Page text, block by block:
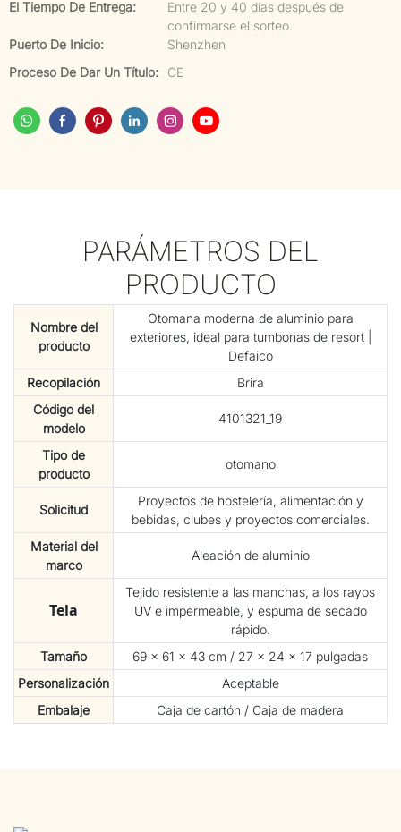
El Tiempo De Entrega:
Entre 20 y 40 días después de
confirmarse el sorteo.
Puerto De Inicio:
Shenzhen
Proceso De Dar Un Título:
CE
PARÁMETROS DEL
PRODUCTO
Nombre del
producto
Otomana moderna de aluminio para
exteriores, ideal para tumbonas de resort |
Defaico
Recopilación
Brira
Código del
modelo
4101321_19
Tipo de
producto
otomano
Solicitud
Proyectos de hostelería, alimentación y
bebidas, clubes y proyectos comerciales.
Material del
marco
Aleación de aluminio
Tela
Tejido resistente a las manchas, a los rayos
UV e impermeable, y espuma de secado
rápido.
Tamaño
69 × 61 × 43 cm / 27 × 24 × 17 pulgadas
Personalización
Aceptable
Embalaje
Caja de cartón / Caja de madera